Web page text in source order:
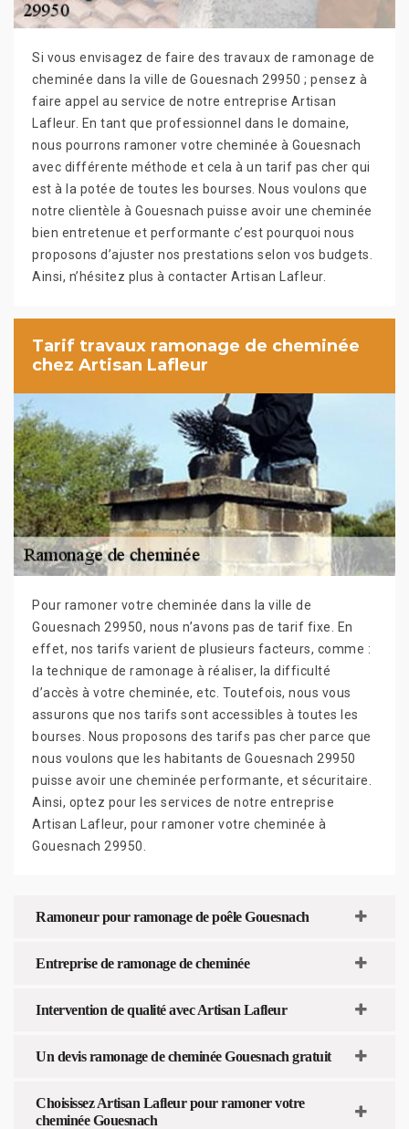
Si vous envisagez de faire des travaux de ramonage de
cheminée dans la ville de Gouesnach 29950 ; pensez à
faire appel au service de notre entreprise Artisan
Lafleur. En tant que professionnel dans le domaine,
nous pourrons ramoner votre cheminée à Gouesnach
avec différente méthode et cela à un tarif pas cher qui
est à la potée de toutes les bourses. Nous voulons que
notre clientèle à Gouesnach puisse avoir une cheminée
bien entretenue et performante c’est pourquoi nous
proposons d’ajuster nos prestations selon vos budgets.
Ainsi, n’hésitez plus à contacter Artisan Lafleur.
Tarif travaux ramonage de cheminée
chez Artisan Lafleur
Pour ramoner votre cheminée dans la ville de
Gouesnach 29950, nous n’avons pas de tarif fixe. En
effet, nos tarifs varient de plusieurs facteurs, comme :
la technique de ramonage à réaliser, la difficulté
d’accès à votre cheminée, etc. Toutefois, nous vous
assurons que nos tarifs sont accessibles à toutes les
bourses. Nous proposons des tarifs pas cher parce que
nous voulons que les habitants de Gouesnach 29950
puisse avoir une cheminée performante, et sécuritaire.
Ainsi, optez pour les services de notre entreprise
Artisan Lafleur, pour ramoner votre cheminée à
Gouesnach 29950.
Ramoneur pour ramonage de poêle Gouesnach
Entreprise de ramonage de cheminée
Intervention de qualité avec Artisan Lafleur
Un devis ramonage de cheminée Gouesnach gratuit
Choisissez Artisan Lafleur pour ramoner votre
cheminée Gouesnach